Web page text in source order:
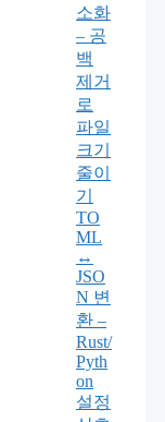
소화
– 공
백
제거
로
파일
크기
줄이
기
TO
ML
↔
JSO
N 변
환 –
Rust/
Pyth
on
설정